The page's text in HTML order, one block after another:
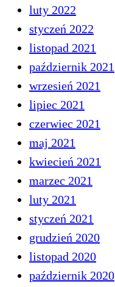
luty 2022
styczeń 2022
listopad 2021
październik 2021
wrzesień 2021
lipiec 2021
czerwiec 2021
maj 2021
kwiecień 2021
marzec 2021
luty 2021
styczeń 2021
grudzień 2020
listopad 2020
październik 2020